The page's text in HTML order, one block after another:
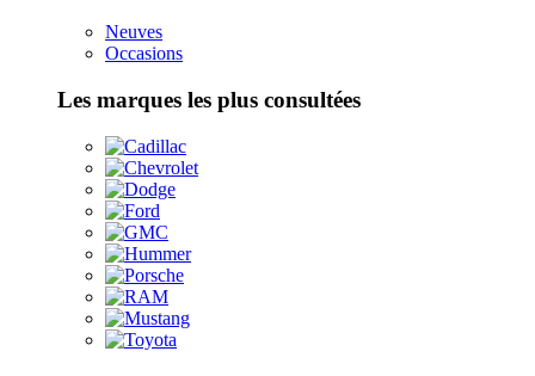
Neuves
Occasions
Les marques les plus consultées